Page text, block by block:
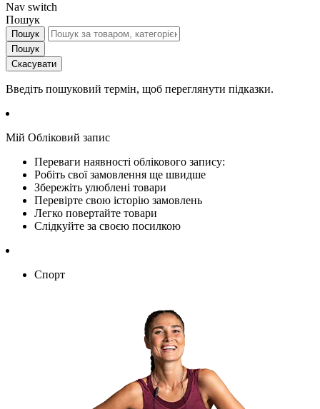
Nav switch
Пошук
Пошук
Пошук
Скасувати
Введіть пошуковий термін, щоб переглянути підказки.
Мій Обліковий запис
Переваги наявності облікового запису:
Робіть свої замовлення ще швидше
Збережіть улюблені товари
Перевірте свою історію замовлень
Легко повертайте товари
Слідкуйте за своєю посилкою
Спорт